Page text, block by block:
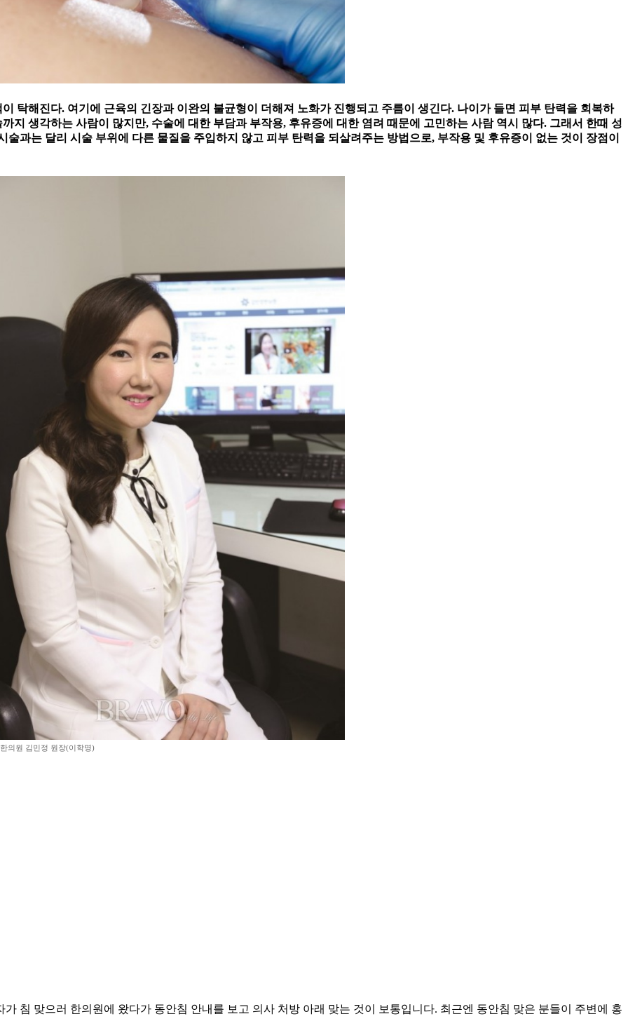
탁해진다. 여기에 근육의 긴장과 이완의 불균형이 더해져 노화가 진행되고 주름이 생긴다. 나이가 들면 피부 탄력을 회복하
지 생각하는 사람이 많지만, 수술에 대한 부담과 부작용, 후유증에 대한 염려 때문에 고민하는 사람 역시 많다. 그래서 한때 성
과는 달리 시술 부위에 다른 물질을 주입하지 않고 피부 탄력을 되살려주는 방법으로, 부작용 및 후유증이 없는 것이 장점이
의원 김민정 원장(이학명)
침 맞으러 한의원에 왔다가 동안침 안내를 보고 의사 처방 아래 맞는 것이 보통입니다. 최근엔 동안침 맞은 분들이 주변에 홍